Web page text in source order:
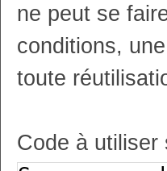
ne peut se
conditions,
toute
Code à